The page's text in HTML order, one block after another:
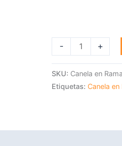
- +
SKU: Canela en
Etiquetas: Canela en